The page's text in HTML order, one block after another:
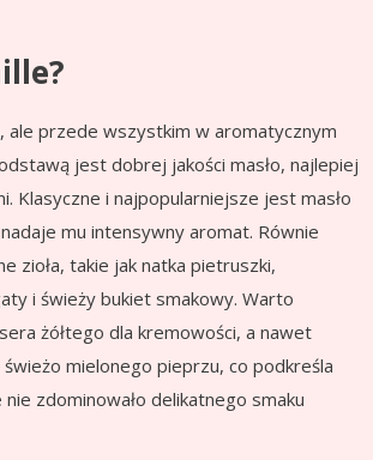
przede wszystkim w aromatycznym
jest dobrej jakości masło, najlepiej
Klasyczne i najpopularniejsze jest masło
mu intensywny aromat. Równie
zioła, takie jak natka pietruszki,
i świeży bukiet smakowy. Warto
żółtego dla kremowości, a nawet
mielonego pieprzu, co podkreśla
zdominowało delikatnego smaku